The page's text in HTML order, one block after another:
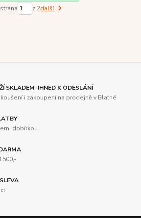
strana z 2další
SKLADEM-IHNED K ODESLÁNÍ
i zakoupení na prodejně v Blatné
dobírkou